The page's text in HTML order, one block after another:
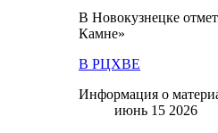
В Новокузнецке
Камне»
В РЦХВЕ
Информация о
июнь 15 2026